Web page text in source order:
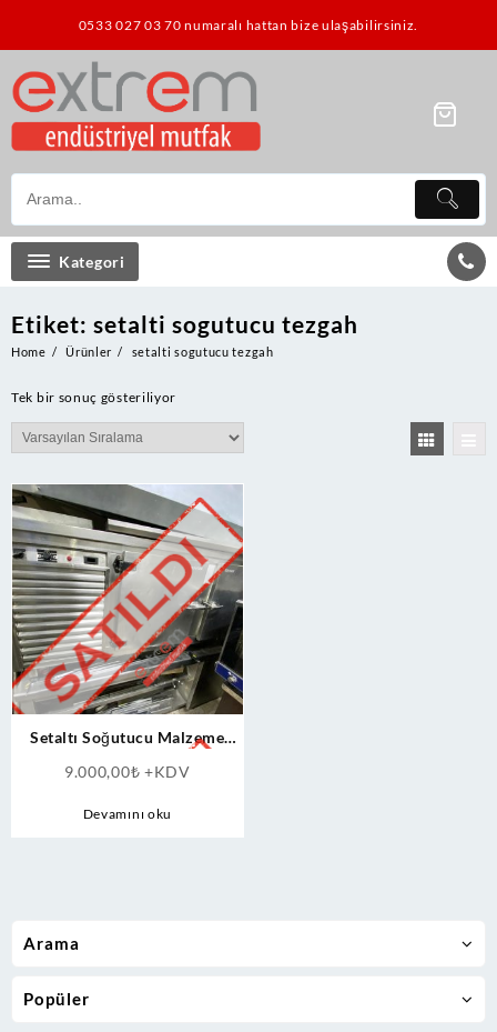
0533 027 03 70 numaralı hattan bize ulaşabilirsiniz.
Kategori
Arama
Popüler
Etiket: setalti sogutucu tezgah
Home Ürünler setalti sogutucu tezgah
Tek bir sonuç gösteriliyor
Setaltı Soğutucu Malzeme
Tezgahı 190×60
9.000,00₺ +KDV
Devamını oku